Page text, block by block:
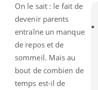
On le sait : le fait de
devenir parents
entraîne un manque
de repos et de
sommeil. Mais au
bout de combien de
temps est-il de